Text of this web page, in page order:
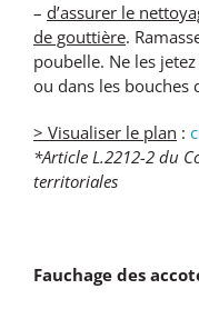
– d’assurer le
de gouttière.
poubelle. Ne les
ou dans les bouches
> Visualiser le plan :
*Article L.2212-2 du
territoriales
Fauchage des